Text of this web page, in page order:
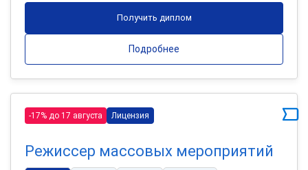
Получить диплом
Подробнее
-17% до 17 августа Лицензия
Режиссер массовых мероприятий